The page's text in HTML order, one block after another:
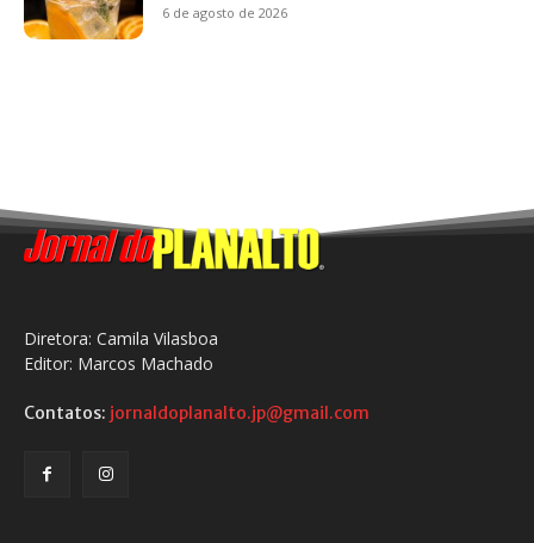
6 de agosto de 2026
Diretora: Camila Vilasboa
Editor: Marcos Machado
Contatos: jornaldoplanalto.jp@gmail.com